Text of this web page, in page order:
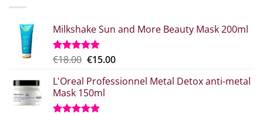
Milkshake Sun and More Beauty Mask 200ml
Βαθμολογήθηκε
από 5
€18.00 Original
was:
€18.00.
€15.00Η
τιμή
L'Oreal Professionnel Metal Detox anti-metal
Mask 150ml